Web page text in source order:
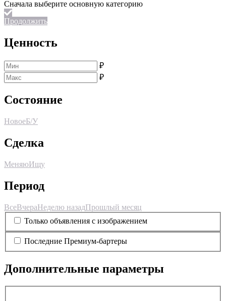
Продолжить
Ценность
₽
₽
Состояние
НовоеБ/У
Сделка
МеняюИщу
Период
ВсеВчераНеделю назадПрошлый месяц
Только объявления с изображением
Последние Премиум-бартеры
Дополнительные параметры